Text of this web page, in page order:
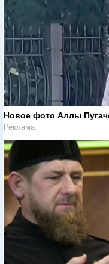
Новое фото Аллы
Реклама